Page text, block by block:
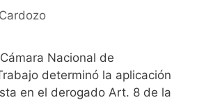
Cardozo
Nacional de
determinó la aplicación
en el derogado Art. 8 de la